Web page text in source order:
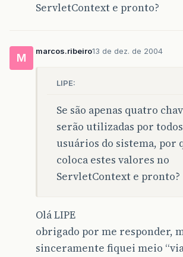
ServletContext e pronto?
M
marcos.ribeiro13 de dez. de 2004
LIPE:
Se são apenas quatro
serão utilizadas por
usuários do sistema, por
coloca estes valores no
ServletContext e pronto?
Olá LIPE
obrigado por me responder,
sinceramente fiquei meio